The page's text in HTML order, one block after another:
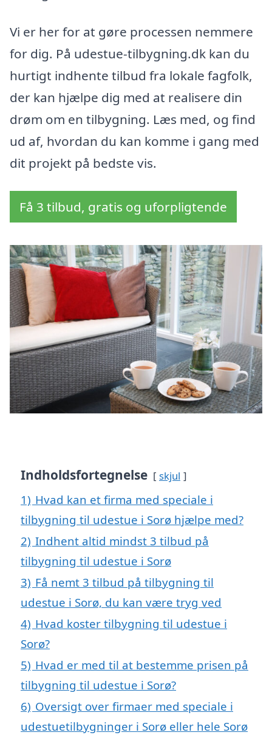
Vi er her for at gøre processen nemmere
for dig. På udestue-tilbygning.dk kan du
hurtigt indhente tilbud fra lokale fagfolk,
der kan hjælpe dig med at realisere din
drøm om en tilbygning. Læs med, og find
ud af, hvordan du kan komme i gang med
dit projekt på bedste vis.
Få 3 tilbud, gratis og uforpligtende
Indholdsfortegnelse skjul
1) Hvad kan et firma med speciale i
tilbygning til udestue i Sorø hjælpe med?
2) Indhent altid mindst 3 tilbud på
tilbygning til udestue i Sorø
3) Få nemt 3 tilbud på tilbygning til
udestue i Sorø, du kan være tryg ved
4) Hvad koster tilbygning til udestue i
Sorø?
5) Hvad er med til at bestemme prisen på
tilbygning til udestue i Sorø?
6) Oversigt over firmaer med speciale i
udestuetilbygninger i Sorø eller hele Sorø